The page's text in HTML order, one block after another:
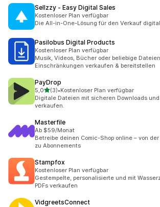
Sellzzy ‑ Easy Digital Sales
Kostenloser Plan verfügbar
Die All-in-One-Lösung für den Verkauf
Pasilobus Digital Products
Kostenloser Plan verfügbar
Musik, Videos, Bücher oder beliebige
Einschränkungen verkaufen & bereitstellen
PayDrop
5,0von 5 Sternen
(3)
3 Rezensionen insgesamt
•Kostenloser Plan verfügbar
Digitale Dateien mit sicheren Downloads
verkaufen.
Masterfile
Ab $59/Monat
Betreibe deinen Comic-Shop online – von
zu Abonnements
Stampfox
Kostenloser Plan verfügbar
Gestempelte, personalisierte und mit
PDFs verkaufen
VidgreetsConnect